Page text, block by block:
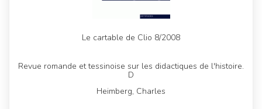
Le cartable de Clio 8/2008
Revue romande et tessinoise sur les didactiques de l'histoire.
D
Heimberg, Charles